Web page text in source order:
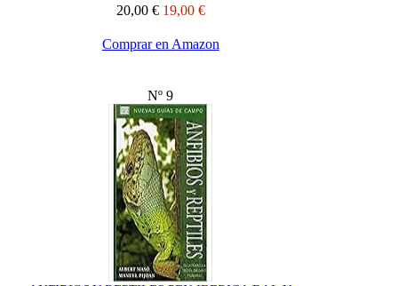
20,00 € 19,00 €
Comprar en Amazon
Nº 9